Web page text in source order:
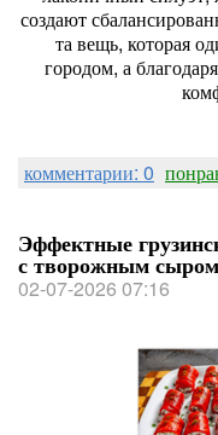
создают
тавещь, которая
городом, аблагодаря
комментарии: 0
Эффектные
с творожным
02-07-2026 07:16